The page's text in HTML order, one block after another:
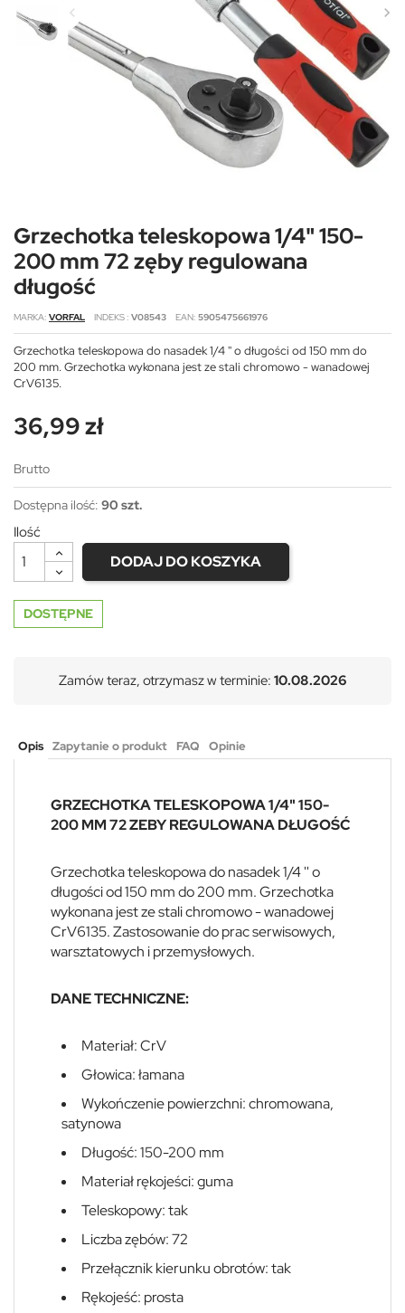
Grzechotka teleskopowa 1/4" 150-
200 mm 72 zęby regulowana
długość
MARKA VORFAL INDEKS V08543 EAN 5905475661976
Grzechotka teleskopowa do nasadek 1/4 '' o długości od 150 mm do
200 mm. Grzechotka wykonana jest ze stali chromowo - wanadowej
CrV6135.
36,99 zł
Brutto
Dostępna ilość: 90 szt.
Ilość
DODAJ DO KOSZYKA
DOSTĘPNE
Zamów teraz, otrzymasz w terminie: 10.08.2026
Opis Zapytanie o produkt FAQ Opinie
GRZECHOTKA TELESKOPOWA 1/4" 150-
200 MM 72 ZEBY REGULOWANA DŁUGOŚĆ
Grzechotka teleskopowa do nasadek 1/4 '' o
długości od 150 mm do 200 mm. Grzechotka
wykonana jest ze stali chromowo - wanadowej
CrV6135. Zastosowanie do prac serwisowych,
warsztatowych i przemysłowych.
DANE TECHNICZNE:
Materiał: CrV
Głowica: łamana
Wykończenie powierzchni: chromowana,
satynowa
Długość: 150-200 mm
Materiał rękojeści: guma
Teleskopowy: tak
Liczba zębów: 72
Przełącznik kierunku obrotów: tak
Rękojeść: prosta